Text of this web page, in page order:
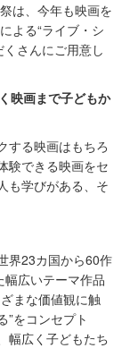
は、今年も映画を
よる“ライブ・シ
さんにご⽤意し
映画まで⼦どもか
する映画はもちろ
験できる映画をセ
も学びがある、そ
界23カ国から60作
広いテーマ作品
まな価値観に触
”をコンセプト
幅広く⼦どもたち